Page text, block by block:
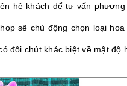
hệ khách để tư vấn
sẽ chủ động chọn loại
đôi chút khác biệt về mật độ